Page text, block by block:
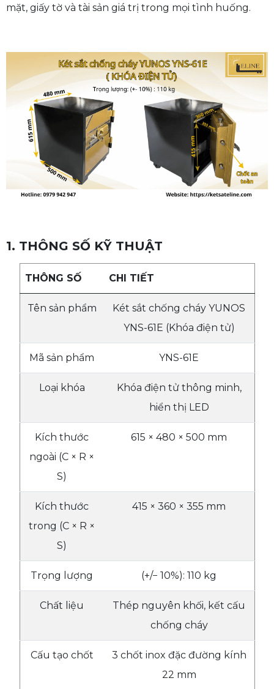
mặt, giấy tờ và tài sản giá trị trong mọi tình huống.
1. THÔNG SỐ KỸ THUẬT
THÔNG SỐ CHI TIẾT
Tên sản phẩm
Két sắt chống cháy YUNOS
YNS-61E (Khóa điện tử)
Mã sản phẩm YNS-61E
Loại khóa
Khóa điện tử thông minh,
hiển thị LED
Kích thước
ngoài (C × R ×
S)
615 × 480 × 500 mm
Kích thước
trong (C × R ×
S)
415 × 360 × 355 mm
Trọng lượng (+/− 10%): 110 kg
Chất liệu
Thép nguyên khối, kết cấu
chống cháy
Cấu tạo chốt
3 chốt inox đặc đường kính
22 mm